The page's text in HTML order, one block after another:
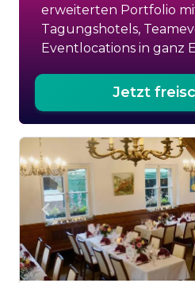
erweiterten Portfolio
Tagungshotels,
Eventlocations in ganz
Jetzt